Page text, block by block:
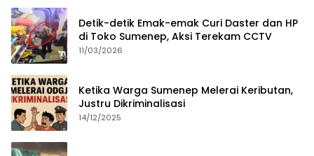
Detik-detik Emak-emak Curi Daster dan HP
di Toko Sumenep, Aksi Terekam CCTV
11/03/2026
Ketika Warga Sumenep Melerai Keributan,
Justru Dikriminalisasi
14/12/2025